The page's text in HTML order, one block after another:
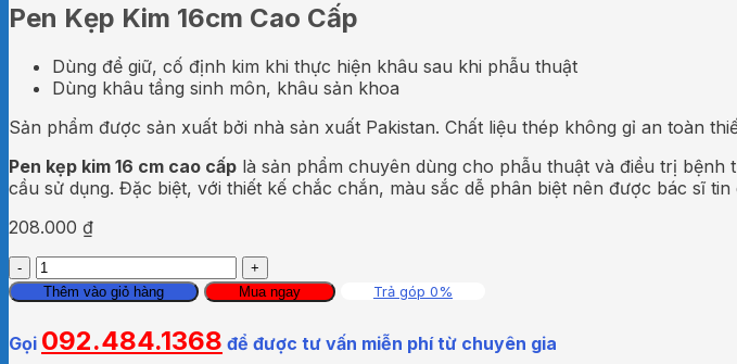
Pen Kẹp Kim 16cm Cao Cấp
Dùng để giữ, cố định kim khi thực hiện khâu sau khi phẫu thuật
Dùng khâu tầng sinh môn, khâu sản khoa
Sản phẩm được sản xuất bởi nhà sản xuất Pakistan. Chất liệu thép không gỉ an toàn
Pen kẹp kim 16 cm cao cấp là sản phẩm chuyên dùng cho phẫu thuật và điều trị
cầu sử dụng. Đặc biệt, với thiết kế chắc chắn, màu sắc dễ phân biệt nên được bác sĩ tin
208.000 ₫
Pen
Kẹp
Kim
16cm
Cao
Thêm vào giỏ hàng Mua ngay Trả góp 0%
Gọi 092.484.1368 để được tư vấn miễn phí từ chuyên gia